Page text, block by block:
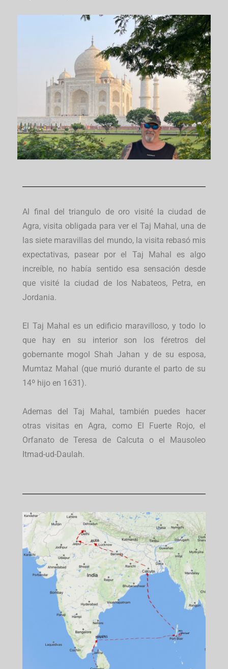
Al final del triangulo de oro visité la ciudad de
Agra, visita obligada para ver el Taj Mahal, una de
las siete maravillas del mundo, la visita rebasó mis
expectativas, pasear por el Taj Mahal es algo
increíble, no había sentido esa sensación desde
que visité la ciudad de los Nabateos, Petra, en
Jordania.
El Taj Mahal es un edificio maravilloso, y todo lo
que hay en su interior son los féretros del
gobernante mogol Shah Jahan y de su esposa,
Mumtaz Mahal (que murió durante el parto de su
14º hijo en 1631).
Ademas del Taj Mahal, también puedes hacer
otras visitas en Agra, como El Fuerte Rojo, el
Orfanato de Teresa de Calcuta o el Mausoleo
Itmad-ud-Daulah.